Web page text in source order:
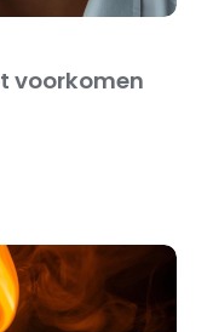
voorkomen